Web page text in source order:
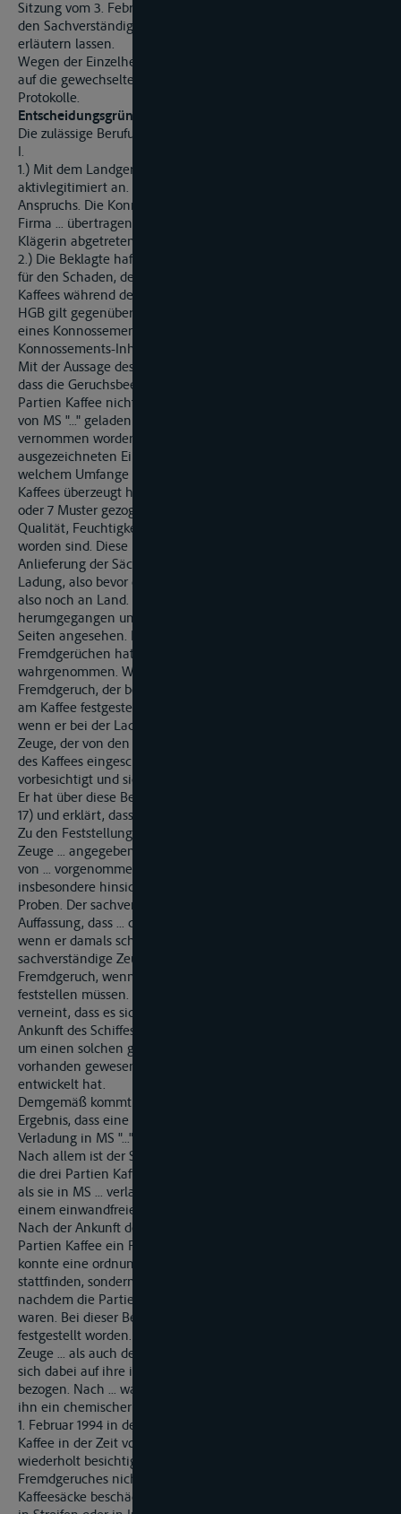
Sitzung vom 3. Februar 2000 den Zeugen ... ... vernommen und
den Sachverständigen Pörksen sein schriftliches Gutachten
erläutern lassen.
Wegen der Einzelheiten im übrigen wird Bezug genommen
auf die gewechselten Schriftsätze, die Anlagen und die
Protokolle.
Entscheidungsgründe:
Die zulässige Berufung der Beklagten ist unbegründet.
I.
1.) Mit dem Landgericht sieht der Senat die Klägerin als
aktivlegitimiert an. Sie ist Gläubigerin des geltend gemachten
Anspruchs. Die Konnossemente sind per Indossament an die
Firma ... übertragen worden. Diese hat ihre Ansprüche an die
Klägerin abgetreten, Anlage K 2.
2.) Die Beklagte haftet der Klägerin gemäß § 606 Satz 2 HGB
für den Schaden, der durch die Geruchsbeeinträchtigung des
Kaffees während des Seetransportes entstanden ist. § 606
HGB gilt gegenüber allen Ladungsbeteiligten, bei Ausstellung
eines Konnossements gegenüber jedem legitimierten
Konnossements-Inhaber.
Mit der Aussage des Zeugen ... hat die Klägerin nachgewiesen,
dass die Geruchsbeeinträchtigung an den streitigen drei
Partien Kaffee nicht vorhanden gewesen ist, als sie an Bord
von MS "..." geladen wurden. Der Zeuge ... ist vom Landgericht
vernommen worden und hat auf dieses persönlich einen
ausgezeichneten Eindruck gemacht. Er hat geschildert, in
welchem Umfange er sich von der Einwandfreiheit des
Kaffees überzeugt hat. So sind von jedem Lot à 250 Sack 3, 5
oder 7 Muster gezogen worden, die anschließend von ihm auf
Qualität, Feuchtigkeitsgehalt und Fremdgerüche überprüft
worden sind. Diese Muster sind gezogen worden zwischen der
Anlieferung der Säcke am Pierschuppen und dem Beginn der
Ladung, also bevor die Ladung in den Schiffsbauch beginnt,
also noch an Land. Er ist während dieser Zeit um die Lots
herumgegangen und hat sie sich von allen zugänglichen
Seiten angesehen. Irgendwelche Anzeichen von
Fremdgerüchen hat er bei der gesamten Partie nicht
wahrgenommen. Weiter hat der Zeuge erklärt, dass er den
Fremdgeruch, der bei Ankunft des Schiffes MS "..." in Hamburg
am Kaffee festgestellt worden ist, hätte wahrnehmen müssen,
wenn er bei der Ladung bereits vorhanden gewesen wäre. Der
Zeuge, der von den Transportversicherern und den Käufern
des Kaffees eingeschaltet worden ist, hat auch die Laderäume
vorbesichtigt und sich vergewissert, dass alles in Ordnung ist.
Er hat über diese Beladung einen Bericht angefertigt (Anl. K
17) und erklärt, dass dieser Bericht so in Ordnung ist.
Zu den Feststellungen der Zeugen ... hat der sachverständige
Zeuge ... angegeben, dass die Überprüfung des Kaffees, wie sie
von ... vorgenommen worden ist, völlig korrekt gewesen ist,
insbesondere hinsichtlich Art und Umfang der gezogenen
Proben. Der sachverständige Zeuge ... ist der festen
Auffassung, dass ... den Fremdgeruch hätte feststellen müssen,
wenn er damals schon vorhanden gewesen ist. Auch der
sachverständige Zeuge ... hat erklärt, dass ... diesen
Fremdgeruch, wenn er vorhanden gewesen ist, hätte
feststellen müssen. Der sachverständige Zeuge ... hat weiter
verneint, dass es sich bei dem Geruch, den man nach der
Ankunft des Schiffes in Hamburg am Kaffee festgestellt hat,
um einen solchen gehandelt hat, der zunächst nur latent
vorhanden gewesen ist und sich dann während der Reise
entwickelt hat.
Demgemäß kommt auch der Sachverständige ... zu dem
Ergebnis, dass eine Geruchsbeschädigung des Kaffees vor
Verladung in MS "..." im Hafen von ... auszuschließen ist.
Nach allem ist der Senat davon überzeugt (§286 ZPO), dass
die drei Partien Kaffee noch nicht geruchsgeschädigt waren,
als sie in MS ... verladen wurden, sondern sich vielmehr in
einem einwandfreien Zustand befanden.
Nach der Ankunft des Schiffes in Hamburg ist an den drei
Partien Kaffee ein Fremdgeruch festgestellt worden. Dabei
konnte eine ordnungsgemäße Besichtigung nicht an Bord
stattfinden, sondern erst an Land am 1. Februar 1994,
nachdem die Partien in den Schuppen 81 verbracht worden
waren. Bei dieser Besichtigung ist eindeutig ein Fremdgeruch
festgestellt worden. Das haben sowohl der sachverständige
Zeuge ... als auch der sachverständige Zeuge ... ausgesagt und
sich dabei auf ihre im Jahre 1994 erstatteten Gutachten
bezogen. Nach ... war der Fremdgeruch stechend, es war für
ihn ein chemischer Fremdgeruch. Dieser war auch nach dem
1. Februar 1994 in derselben Intensität vorhanden. Er hat den
Kaffee in der Zeit vom 1. Februar 1994 bis zum 8. März 1994
wiederholt besichtigt und in dieser Zeit hat die Intensität des
Fremdgeruches nicht abgenommen. Dabei sind alle
Kaffeesäcke beschädigt gewesen, wobei der Geruch entweder